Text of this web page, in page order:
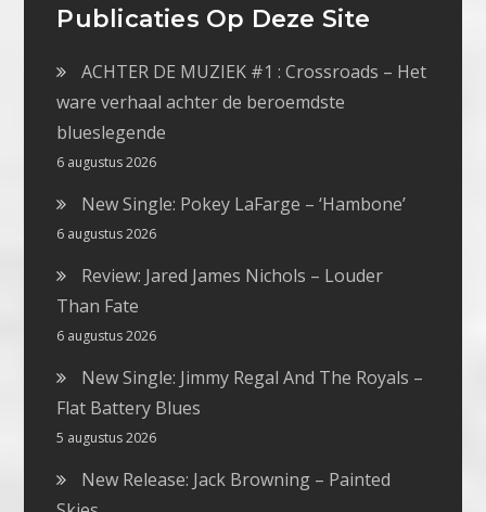
Publicaties Op Deze Site
ACHTER DE MUZIEK #1 : Crossroads – Het
ware verhaal achter de beroemdste
blueslegende
6 augustus 2026
New Single: Pokey LaFarge – ‘Hambone’
6 augustus 2026
Review: Jared James Nichols – Louder
Than Fate
6 augustus 2026
New Single: Jimmy Regal And The Royals –
Flat Battery Blues
5 augustus 2026
New Release: Jack Browning – Painted